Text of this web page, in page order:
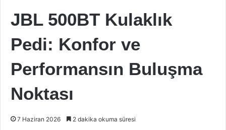
JBL 500BT Kulaklık
Pedi: Konfor ve
Performansın Buluşma
Noktası
7 Haziran 2026 2 dakika okuma süresi